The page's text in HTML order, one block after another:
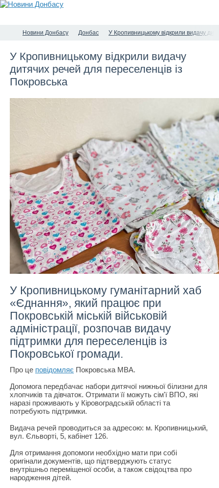
Новини Донбасу Донбас У Кропивницькому відкрили видачу
У Кропивницькому відкрили видачу
дитячих речей для переселенців із
Покровська
У Кропивницькому гуманітарний хаб
«Єднання», який працює при
Покровській міській військовій
адміністрації, розпочав видачу
підтримки для переселенців із
Покровської громади.
Про це повідомляє Покровська МВА.
Допомога передбачає набори дитячої нижньої білизни для
хлопчиків та дівчаток. Отримати її можуть сім'ї ВПО, які
наразі проживають у Кіровоградській області та
потребують підтримки.
Видача речей проводиться за адресою: м. Кропивницький,
вул. Єльворті, 5, кабінет 126.
Для отримання допомоги необхідно мати при собі
оригінали документів, що підтверджують статус
внутрішньо переміщеної особи, а також свідоцтва про
народження дітей.